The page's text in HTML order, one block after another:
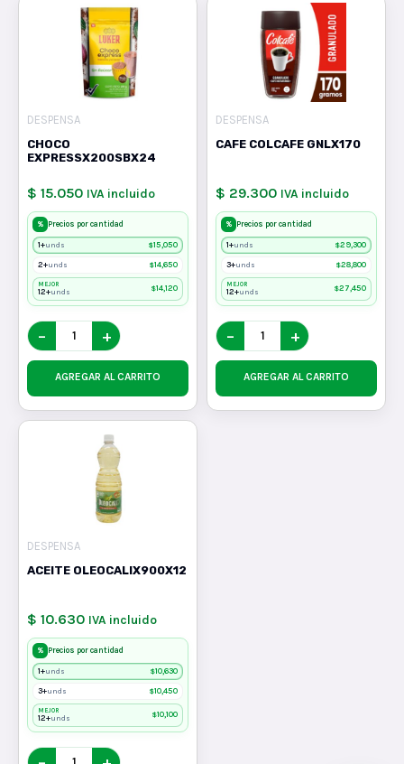
DESPENSA
CHOCO
EXPRESSX200SBX24
$ 15.050 IVA incluido
% Precios por cantidad
1+unds $15,050
2+unds $14,650
MEJOR
12+unds $14,120
− +
AGREGAR AL CARRITO
DESPENSA
CAFE COLCAFE GNLX170
$ 29.300 IVA incluido
% Precios por cantidad
1+unds $29,300
3+unds $28,800
MEJOR
12+unds $27,450
− +
AGREGAR AL CARRITO
DESPENSA
ACEITE OLEOCALIX900X12
$ 10.630 IVA incluido
% Precios por cantidad
1+unds $10,630
3+unds $10,450
MEJOR
12+unds $10,100